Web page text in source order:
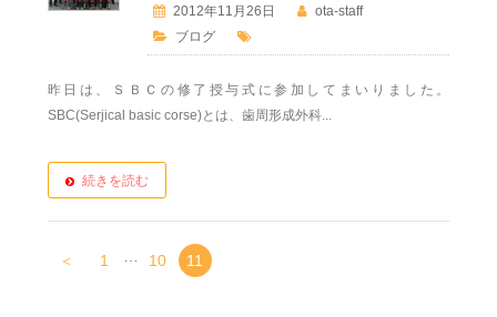
2012年11月26日
ota-staff
ブログ
昨日は、ＳＢＣの修了授与式に参加してまいりました。
SBC(Serjical basic corse)とは、歯周形成外科...
続きを読む
＜ 1 … 10 11